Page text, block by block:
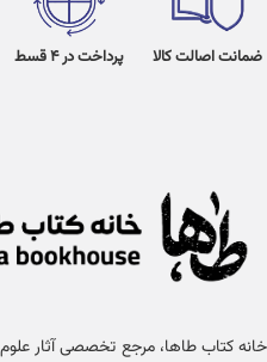
ضمانت اصالت کالا پرداخت در 4 قسط